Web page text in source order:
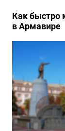
Как быстро
в Армавире